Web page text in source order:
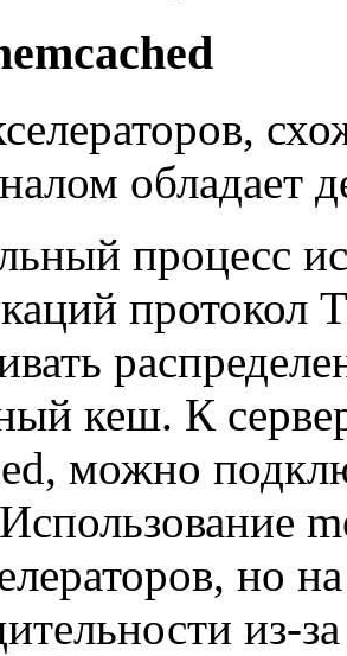
обладает
процесс
протокол
кеш. К
можно
но
из-